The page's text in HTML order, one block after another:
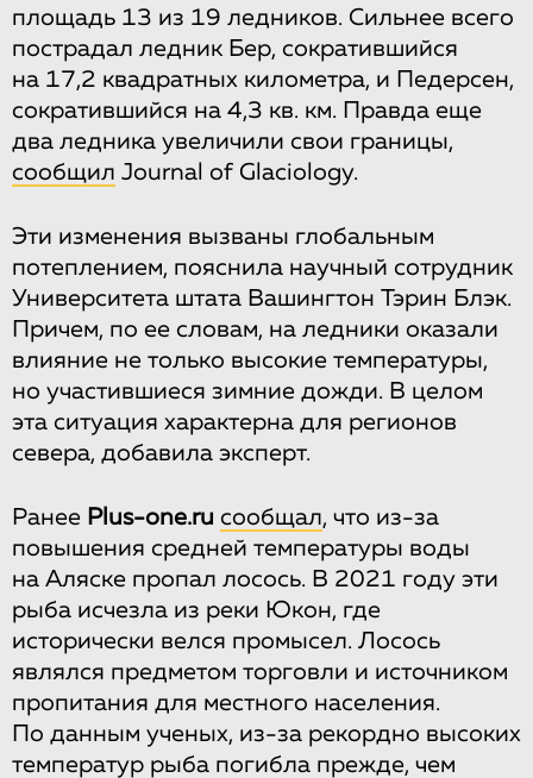
площадь 13 из 19 ледников. Сильнее всего
пострадал ледник Бер, сократившийся
на 17,2 квадратных километра, и Педерсен,
сократившийся на 4,3 кв. км. Правда еще
два ледника увеличили свои границы,
сообщил Journal of Glaciology.
Эти изменения вызваны глобальным
потеплением, пояснила научный сотрудник
Университета штата Вашингтон Тэрин Блэк.
Причем, по ее словам, на ледники оказали
влияние не только высокие температуры,
но участившиеся зимние дожди. В целом
эта ситуация характерна для регионов
севера, добавила эксперт.
Ранее Plus-one.ru сообщал, что из-за
повышения средней температуры воды
на Аляске пропал лосось. В 2021 году эти
рыба исчезла из реки Юкон, где
исторически велся промысел. Лосось
являлся предметом торговли и источником
пропитания для местного населения.
По данным ученых, из-за рекордно высоких
температур рыба погибла прежде, чем